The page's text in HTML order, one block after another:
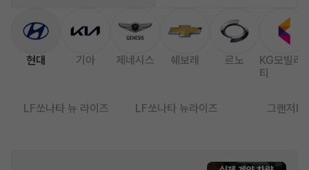
현대 기아 제네시스 쉐보레 르노
KG모빌리
티
LF쏘나타 뉴 라이즈 LF쏘나타 뉴라이즈 그랜저IG